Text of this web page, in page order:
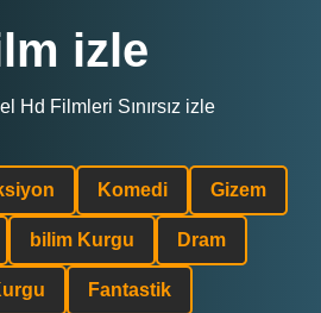
izle
Hd Filmleri Sınırsız izle
Komedi Gizem
bilim Kurgu Dram
Fantastik